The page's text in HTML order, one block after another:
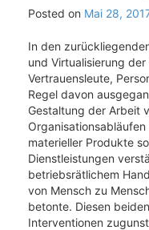
Posted on Mai 28,
In den
und Virtualisierung
Vertrauensleute,
Regel davon
Gestaltung der Arbeit
materieller Produkte
Dienstleistungen
betriebsrätlichem
von Mensch zu
betonte. Diesen
Interventionen